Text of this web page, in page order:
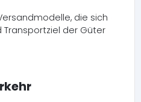
die sich
Transportziel der Güter